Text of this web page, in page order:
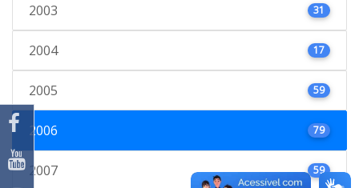
2003 31
2004 17
2005 59
2006 79
2007 59